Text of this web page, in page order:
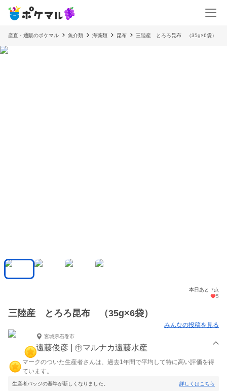
産直・通販のポケマル 魚介類 海藻類 昆布 三陸産 とろろ昆布 （35g×6袋）
本日あと 7点
5
三陸産 とろろ昆布 （35g×6袋）
みんなの投稿を見る
宮城県石巻市
遠藤俊彦 | ㊥マルナカ遠藤水産
マークのついた生産者さんは、過去1年間で平均して特に高い評価を得
ています。
生産者バッジの基準が新しくなりました。 詳しくはこちら